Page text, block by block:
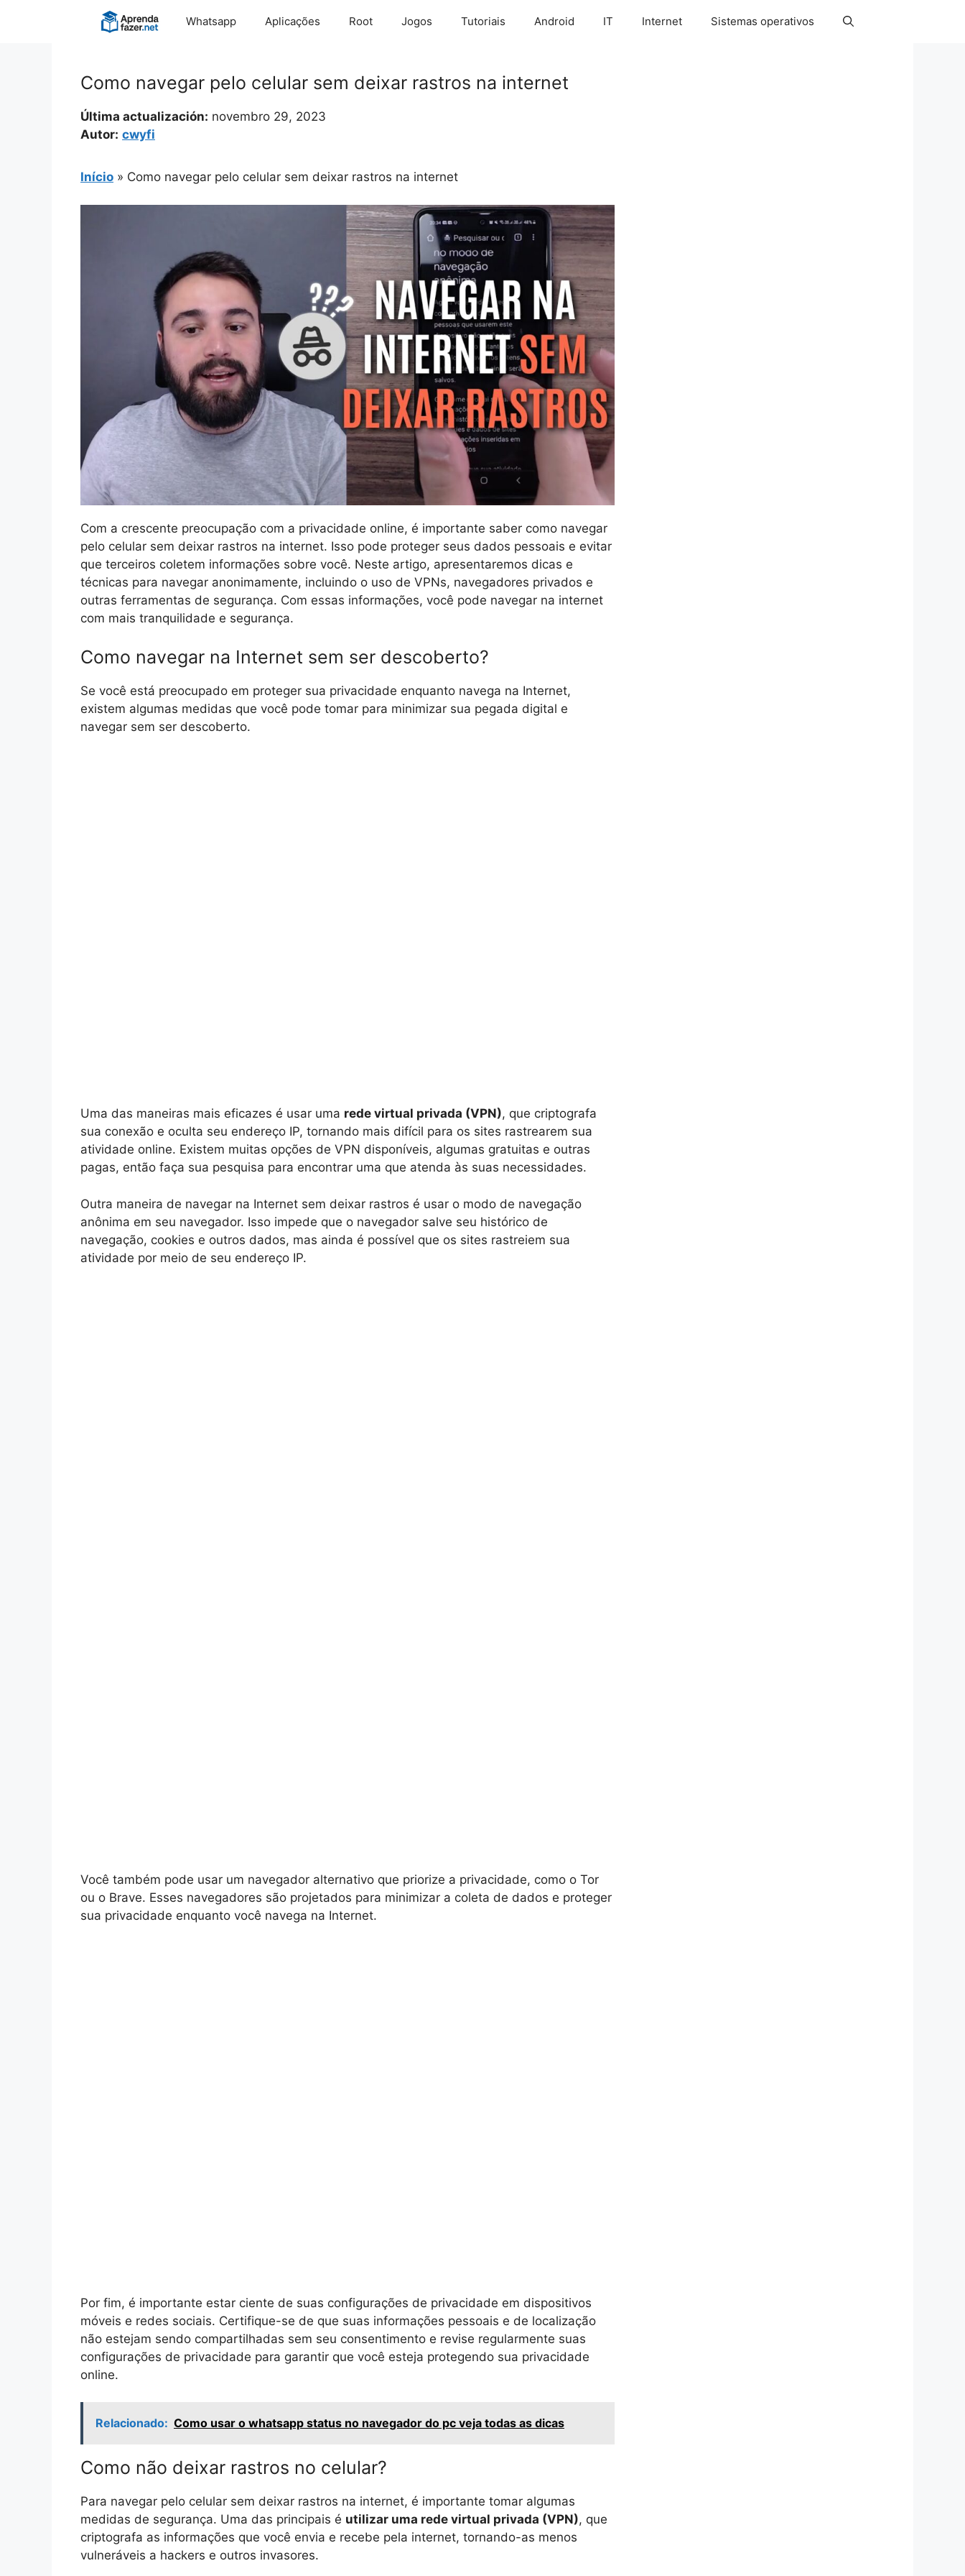
Whatsapp Aplicações Root Jogos Tutoriais Android IT Internet Sistemas operativos
Como navegar pelo celular sem deixar rastros na internet
Última actualización: novembro 29, 2023
Autor: cwyfi
Início » Como navegar pelo celular sem deixar rastros na internet
Com a crescente preocupação com a privacidade online, é importante saber como navegar
pelo celular sem deixar rastros na internet. Isso pode proteger seus dados pessoais e evitar
que terceiros coletem informações sobre você. Neste artigo, apresentaremos dicas e
técnicas para navegar anonimamente, incluindo o uso de VPNs, navegadores privados e
outras ferramentas de segurança. Com essas informações, você pode navegar na internet
com mais tranquilidade e segurança.
Como navegar na Internet sem ser descoberto?
Se você está preocupado em proteger sua privacidade enquanto navega na Internet,
existem algumas medidas que você pode tomar para minimizar sua pegada digital e
navegar sem ser descoberto.
Uma das maneiras mais eficazes é usar uma rede virtual privada (VPN), que criptografa
sua conexão e oculta seu endereço IP, tornando mais difícil para os sites rastrearem sua
atividade online. Existem muitas opções de VPN disponíveis, algumas gratuitas e outras
pagas, então faça sua pesquisa para encontrar uma que atenda às suas necessidades.
Outra maneira de navegar na Internet sem deixar rastros é usar o modo de navegação
anônima em seu navegador. Isso impede que o navegador salve seu histórico de
navegação, cookies e outros dados, mas ainda é possível que os sites rastreiem sua
atividade por meio de seu endereço IP.
Você também pode usar um navegador alternativo que priorize a privacidade, como o Tor
ou o Brave. Esses navegadores são projetados para minimizar a coleta de dados e proteger
sua privacidade enquanto você navega na Internet.
Por fim, é importante estar ciente de suas configurações de privacidade em dispositivos
móveis e redes sociais. Certifique-se de que suas informações pessoais e de localização
não estejam sendo compartilhadas sem seu consentimento e revise regularmente suas
configurações de privacidade para garantir que você esteja protegendo sua privacidade
online.
Relacionado: Como usar o whatsapp status no navegador do pc veja todas as dicas
Como não deixar rastros no celular?
Para navegar pelo celular sem deixar rastros na internet, é importante tomar algumas
medidas de segurança. Uma das principais é utilizar uma rede virtual privada (VPN), que
criptografa as informações que você envia e recebe pela internet, tornando-as menos
vulneráveis a hackers e outros invasores.